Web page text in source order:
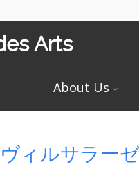
Arts
About Us
ィルサラー